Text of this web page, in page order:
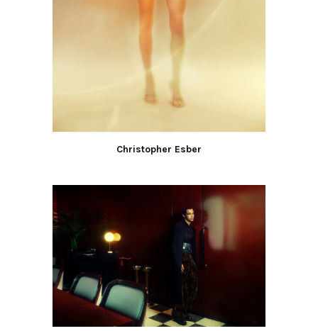
Christopher Esber